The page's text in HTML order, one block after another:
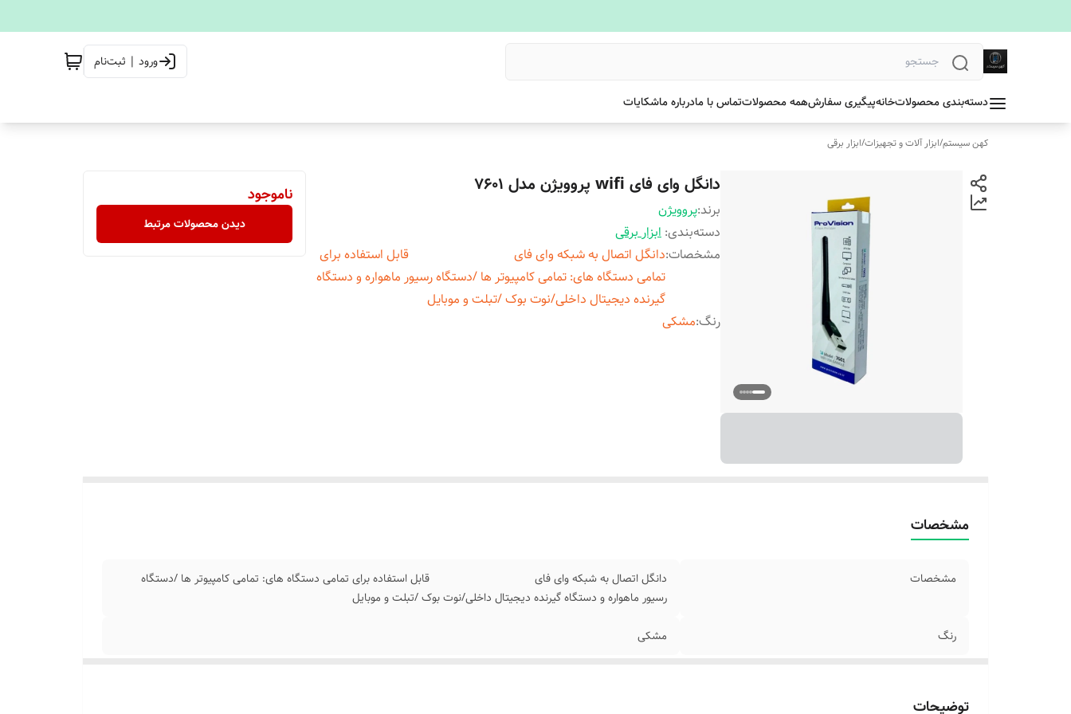
ورود | ثبت‌نام
دسته‌بندی محصولاتخانهپیگیری سفارشهمه محصولاتتماس با مادرباره ماشکایات
کهن سیستم/ابزار آلات و تجهیزات/ابزار برقی
دانگل وای فای wifi پروویژن مدل 7601
برند:پروویژن
دسته‌بندی: ابزار برقی
مشخصات:دانگل اتصال به شبکه وای فای قابل استفاده برای
تمامی دستگاه های: تمامی کامپیوتر ها /دستگاه رسیور ماهواره و دستگاه
گیرنده دیجیتال داخلی/نوت بوک /تبلت و موبایل
رنگ:مشکی
ناموجود
دیدن محصولات مرتبط
مشخصات
مشخصات
دانگل اتصال به شبکه وای فای قابل استفاده برای تمامی دستگاه های: تمامی کامپیوتر ها /دستگاه
رسیور ماهواره و دستگاه گیرنده دیجیتال داخلی/نوت بوک /تبلت و موبایل
رنگ مشکی
توضیحات